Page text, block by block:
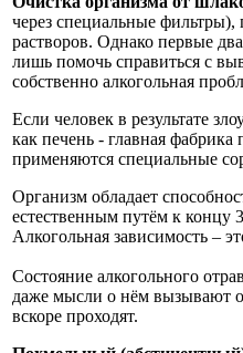
через специальные
растворов. Однако первые
лишь помочь справиться с
собственно алкогольная
Если человек в результате
как печень - главная
применяются специальные
Организм обладает
естественным путём к концу
Алкогольная зависимость –
Состояние алкогольного
даже мысли о нём вызывают
вскоре проходят.